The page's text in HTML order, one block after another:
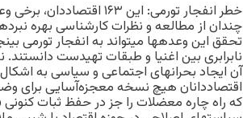
خطر انفجار تورمی: این
چندان از ‏مطالعه و نظرات کارشناسی بهره
تحقق این وعده‏ها می‏تواند به انفجار تورمی
نابرابری بین اغنیا و طبقات تهیدست
آن ایجاد بحران‏های اجتماعی و سیاسی به
اقتصاددانان هیچ نسخه معجزه‌آسایی برای
که راه چاره معضلات را جز در حفظ ثبات